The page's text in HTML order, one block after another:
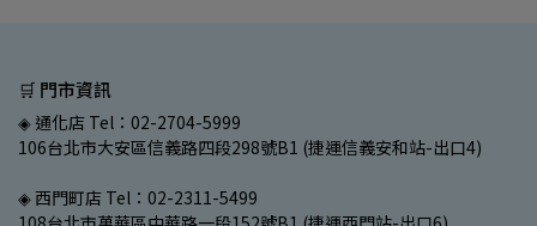
🛒 門市資訊
◈ 通化店 Tel：02-2704-5999
106台北市大安區信義路四段298號B1 (捷運信義安和站-出口4)
◈ 西門町店 Tel：02-2311-5499